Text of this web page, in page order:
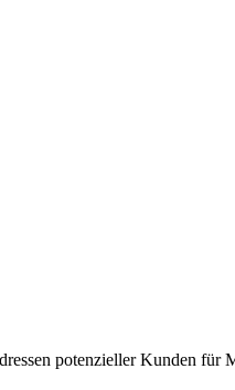
potenzieller Kunden für